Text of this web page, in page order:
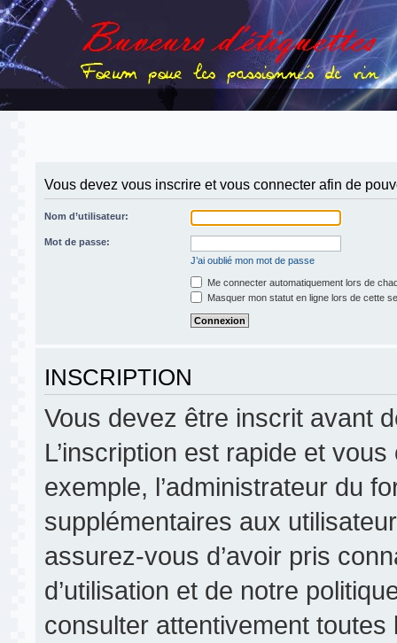
Vous devez vous inscrire et vous connecter afin de
Nom d’utilisateur:
Mot de passe:
J’ai oublié mon mot de passe
Me connecter automatiquement lors de
Masquer mon statut en ligne lors de cette
INSCRIPTION
Vous devez être inscrit avant
L’inscription est rapide et
exemple, l’administrateur du
supplémentaires aux
assurez-vous d’avoir pris
d’utilisation et de notre
consulter attentivement